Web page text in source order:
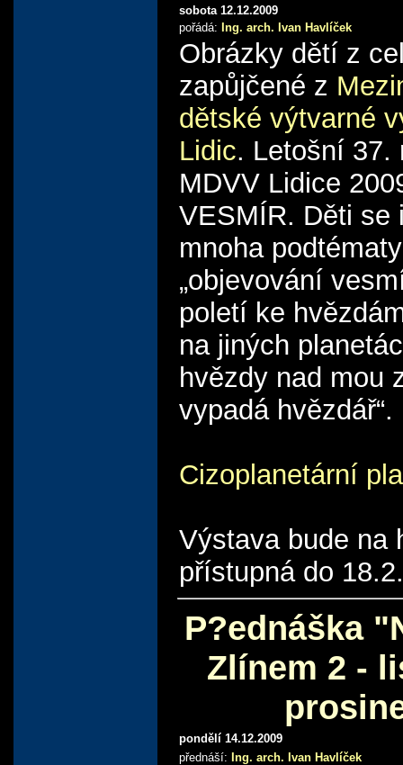
sobota 12.12.2009
pořádá: Ing. arch. Ivan Havlíček
Obrázky dětí z
zapůjčené z
dětské výtvarné
Lidic. Letošní 37.
MDVV Lidice
VESMÍR. Děti se
mnoha
„objevování
poletí ke
na jiných
hvězdy nad mou
vypadá hvězdář“.
Cizoplanetární
Výstava bude na
přístupná do
P?ednáška
Zlínem 2 -
pondělí 14.12.2009
přednáší: Ing. arch. Ivan Havlíček